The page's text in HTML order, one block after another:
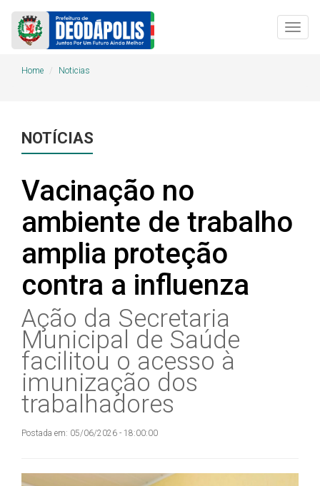
Home Noticias
NOTÍCIAS
Vacinação no
ambiente de trabalho
amplia proteção
contra a influenza
Ação da Secretaria
Municipal de Saúde
facilitou o acesso à
imunização dos
trabalhadores
Postada em: 05/06/2026 - 18:00:00